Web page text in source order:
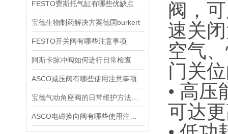
FESTO费斯托气缸有哪些优缺点
宝德生物制药解决方案德国burkert
FESTO开关阀有哪些注意事项
阿斯卡脉冲阀如何进行日常检查
ASCO减压阀有哪些使用注意事项
阀，
速关
空气
门关
• 高压
可达